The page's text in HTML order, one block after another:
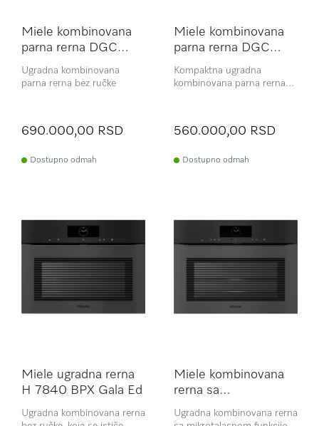
Miele kombinovana
parna rerna DGC
Mat
Ugradna kombinovana
parna rerna bez ručke
690.000,00 RSD
Dostupno odmah
Miele kombinovana
parna rerna DGC
Mat Gala Ed
Kompaktna ugradna
kombinovana parna rerna
560.000,00 RSD
Dostupno odmah
Miele ugradna rerna
H 7840 BPX Gala Ed
Ugradna kombinovana rerna
Miele kombinovana
rerna sa
mikrotalasima H
7840 BMX Black Mat
Ugradna kombinovana rerna